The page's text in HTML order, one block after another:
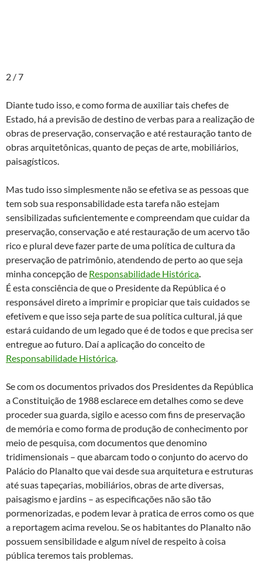
2 / 7
Diante tudo isso, e como forma de auxiliar tais chefes de
Estado, há a previsão de destino de verbas para a realização de
obras de preservação, conservação e até restauração tanto de
obras arquitetônicas, quanto de peças de arte, mobiliários,
paisagísticos.
Mas tudo isso simplesmente não se efetiva se as pessoas que
tem sob sua responsabilidade esta tarefa não estejam
sensibilizadas suficientemente e compreendam que cuidar da
preservação, conservação e até restauração de um acervo tão
rico e plural deve fazer parte de uma política de cultura da
preservação de patrimônio, atendendo de perto ao que seja
minha concepção de Responsabilidade Histórica.
É esta consciência de que o Presidente da República é o
responsável direto a imprimir e propiciar que tais cuidados se
efetivem e que isso seja parte de sua política cultural, já que
estará cuidando de um legado que é de todos e que precisa ser
entregue ao futuro. Daí a aplicação do conceito de
Responsabilidade Histórica.
Se com os documentos privados dos Presidentes da República
a Constituição de 1988 esclarece em detalhes como se deve
proceder sua guarda, sigilo e acesso com fins de preservação
de memória e como forma de produção de conhecimento por
meio de pesquisa, com documentos que denomino
tridimensionais – que abarcam todo o conjunto do acervo do
Palácio do Planalto que vai desde sua arquitetura e estruturas
até suas tapeçarias, mobiliários, obras de arte diversas,
paisagismo e jardins – as especificações não são tão
pormenorizadas, e podem levar à pratica de erros como os que
a reportagem acima revelou. Se os habitantes do Planalto não
possuem sensibilidade e algum nível de respeito à coisa
pública teremos tais problemas.